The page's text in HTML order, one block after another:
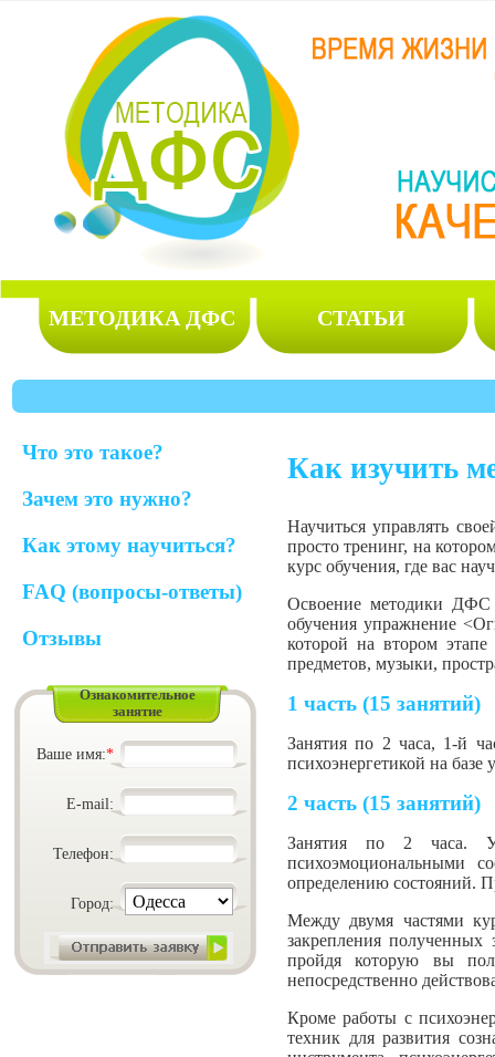
МЕТОДИКА ДФС СТАТЬИ
Что это такое?
Зачем это нужно?
Как этому научиться?
FAQ (вопросы-ответы)
Отзывы
Ознакомительное
занятие
Ваше имя:*
E-mail:
Телефон:
Город:
Как изучить
Научиться управлять
просто тренинг, на
курс обучения, где вас
Освоение методики ДФС
обучения упражнение
которой на втором
предметов, музыки,
1 часть (15 занятий)
Занятия по 2 часа, 1-й
психоэнергетикой на
2 часть (15 занятий)
Занятия по 2 часа.
психоэмоциональными
определению состояний.
Между двумя частями
закрепления полученных
пройдя которую вы
непосредственно
Кроме работы с
техник для развития